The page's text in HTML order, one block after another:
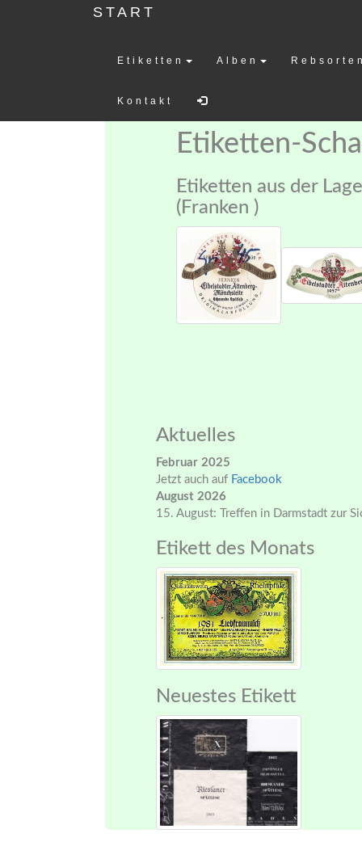
START
Etiketten Alben
Kontakt
Etiketten-
Etiketten aus der
(Franken )
Aktuelles
Februar 2025
Jetzt auch auf Facebook
August 2026
15. August: Treffen in Darmstadt zur
Etikett des Monats
Neuestes Etikett